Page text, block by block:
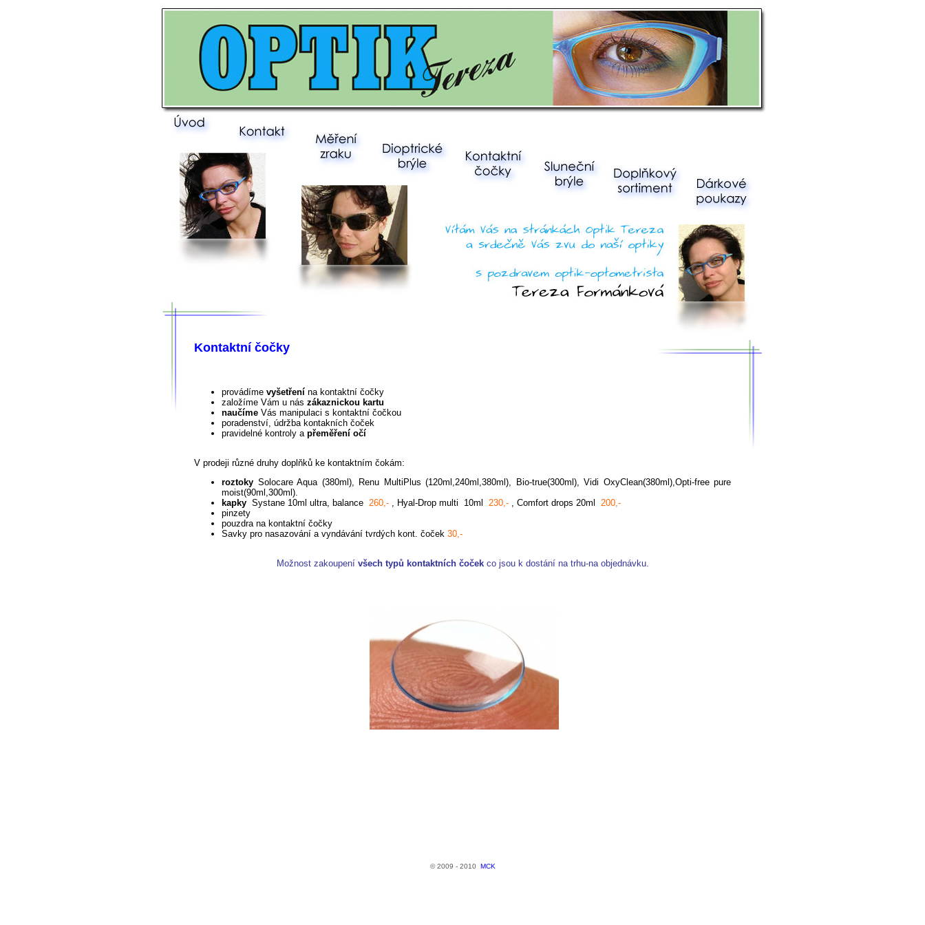
Kontaktní čočky
provádíme vyšetření na kontaktní čočky
založíme Vám u nás zákaznickou kartu
naučíme Vás manipulaci s kontaktní čočkou
poradenství, údržba kontakních čoček
pravidelné kontroly a přeměření očí
V prodeji různé druhy doplňků ke kontaktním čokám:
roztoky Solocare Aqua (380ml), Renu MultiPlus (120ml,240ml,380ml), Bio-true(300ml), Vidi OxyClean(380ml),Opti-free pure
moist(90ml,300ml).
kapky Systane 10ml ultra, balance 260,- , Hyal-Drop multi 10ml 230,- , Comfort drops 20ml 200,-
pinzety
pouzdra na kontaktní čočky
Savky pro nasazování a vyndávání tvrdých kont. čoček 30,-
Možnost zakoupení všech typů kontaktních čočekco jsou k dostání na trhu-na objednávku.
© 2009 - 2010 MCK